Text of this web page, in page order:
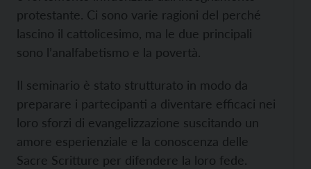
protestante. Ci sono varie ragioni del perché
lascino il cattolicesimo, ma le due principali
sono l’analfabetismo e la povertà.
Il seminario è stato strutturato in modo da
preparare i partecipanti a diventare efficaci nei
loro sforzi di evangelizzazione suscitando un
amore esperienziale e la conoscenza delle
Sacre Scritture per difendere la loro fede.